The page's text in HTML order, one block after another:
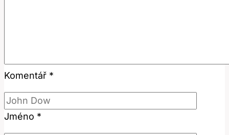
Komentář *
Jméno *